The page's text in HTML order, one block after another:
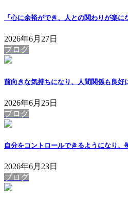
「心に余裕ができ、人との関わりが楽に
2026年6月27日
ブログ
前向きな気持ちになり、人間関係も良好
2026年6月25日
ブログ
自分をコントロールできるようになり、
2026年6月23日
ブログ